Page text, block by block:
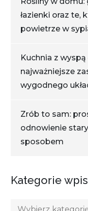
łazienki oraz te,
powietrze w
Kuchnia z wyspą
najważniejsze
wygodnego
Zrób to sam:
odnowienie
sposobem
Kategorie
Kategorie